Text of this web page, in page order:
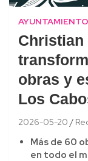
AYUNTAMIENTO
obras y
Los
2026-05-20
Más de 60
en todo el